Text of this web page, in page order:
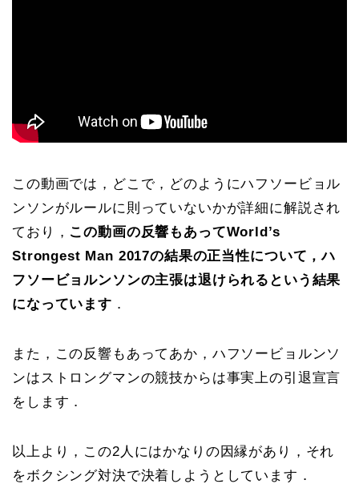
この動画では，どこで，どのようにハフソービョル
ンソンがルールに則っていないかが詳細に解説され
ており， この動画の反響もあってWorld’s
Strongest Man 2017の結果の正当性について，ハ
フソービョルンソンの主張は退けられるという結果
になっています ．
また，この反響もあってあか，ハフソービョルンソ
ンはストロングマンの競技からは事実上の引退宣言
をします．
以上より，この2人にはかなりの因縁があり，それ
をボクシング対決で決着しようとしています．